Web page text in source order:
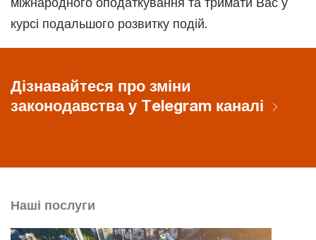
курсі подальшого розвитку подій.
Дізнавайтеся про зміни
законодавства у Telegram каналі
Наші послуги